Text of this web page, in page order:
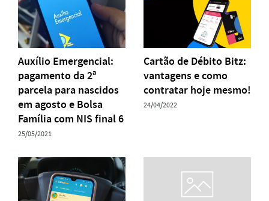
Auxílio Emergencial:
pagamento da 2ª
parcela para nascidos
em agosto e Bolsa
Família com NIS final 6
25/05/2021
Cartão de Débito Bitz:
vantagens e como
contratar hoje mesmo!
24/04/2022